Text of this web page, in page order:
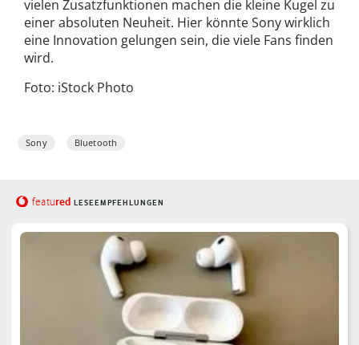
vielen Zusatzfunktionen machen die kleine Kugel zu
einer absoluten Neuheit. Hier könnte Sony wirklich
eine Innovation gelungen sein, die viele Fans finden
wird.
Foto: iStock Photo
Sony Bluetooth
featured LESEEMPFEHLUNGEN